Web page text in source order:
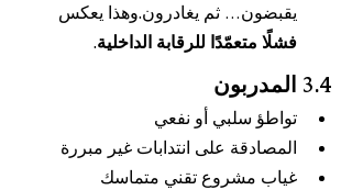
يقبضون… ثم يغادرون.وهذا يعكس
فشلًا متعمّدًا للرقابة الداخلية.
3.4 المدربون
تواطؤ سلبي أو نفعي
المصادقة على انتدابات غير مبررة
غياب مشروع تقني متماسك